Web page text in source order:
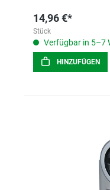
14,96 €*
Stück
Verfügbar in 5–7
HINZUFÜGEN